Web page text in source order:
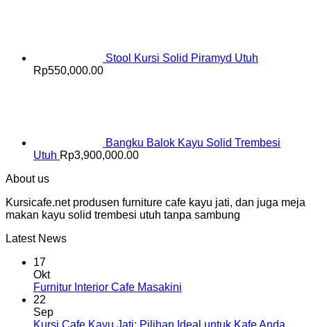
Stool Kursi Solid Piramyd Utuh
Rp550,000.00
Bangku Balok Kayu Solid Trembesi
Utuh Rp3,900,000.00
About us
Kursicafe.net produsen furniture cafe kayu jati, dan juga meja
makan kayu solid trembesi utuh tanpa sambung
Latest News
17
Okt
Furnitur Interior Cafe Masakini
22
Sep